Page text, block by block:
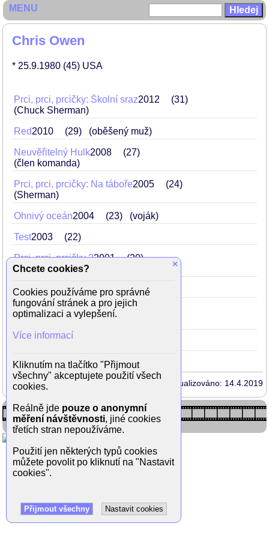
Chris Owen
* 25.9.1980 (45) USA
Prci, prci, prcičky: Školní sraz2012
31
(Chuck Sherman)
Red2010 29 (oběšený muž)
Neuvěřitelný Hulk2008
27
(člen komanda)
Prci, prci, prcičky: Na táboře2005
24
(Sherman)
Ohnivý oceán2004 23 (voják)
Test2003 22
Prci, prci, prcičky 22001
20
(Chuck Sherman)
Říjnové nebe1999 18 (Quentin)
Prci, prci, prcičky1999
18
(Chuck Sherman)
Aktualizováno: 14.4.2019
MENU
×
Chcete cookies?
Cookies používáme pro správné
fungování stránek a pro jejich
optimalizaci a vylepšení.
Více informací
Kliknutím na tlačítko "Přijmout
všechny" akceptujete použití všech
cookies.
Reálně jde pouze o anonymní
měření návštěvnosti, jiné cookies
třetích stran nepoužíváme.
Použití jen některých typů cookies
můžete povolit po kliknutí na "Nastavit
cookies".
Přijmout všechny Nastavit cookies